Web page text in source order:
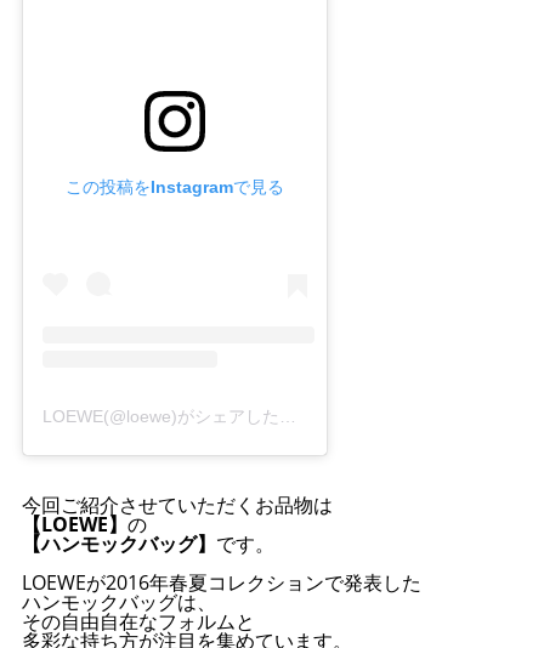
この投稿をInstagramで見る
LOEWE(@loewe)がシェアした投稿
今回ご紹介させていただくお品物は
【LOEWE】 の
【ハンモックバッグ】 です。
LOEWEが2016年春夏コレクションで発表した
ハンモックバッグは、
その自由自在なフォルムと
多彩な持ち方が注目を集めています。